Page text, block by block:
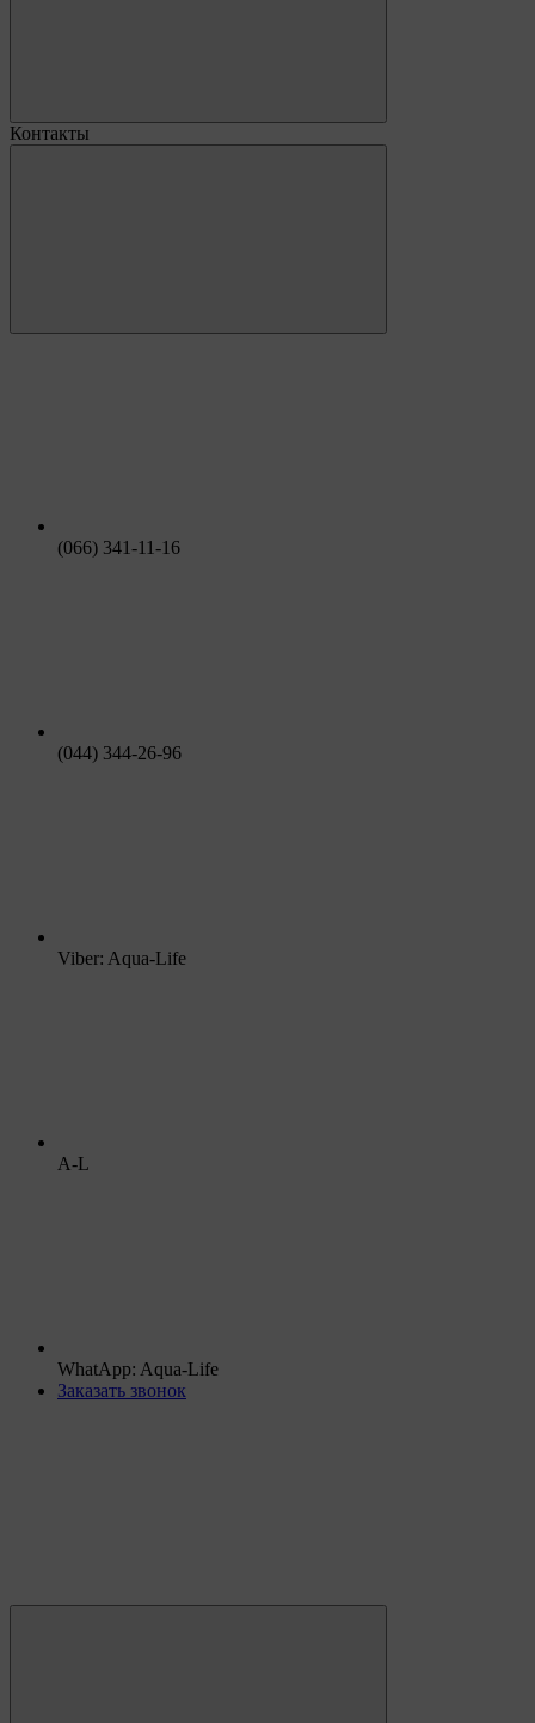
Контакты
(066) 341-11-16
(044) 344-26-96
Viber: Aqua-Life
A-L
WhatApp: Aqua-Life
Заказать звонок